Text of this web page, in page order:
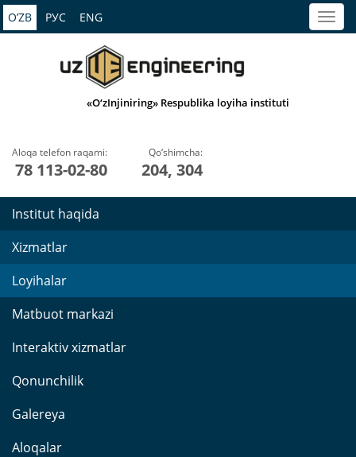
O’ZB РУС ENG
«O‘zInjiniring» Respublika loyiha instituti
Aloqa telefon raqami:
78 113-02-80
Qo‘shimcha:
204, 304
Institut haqida
Xizmatlar
Loyihalar
Matbuot markazi
Interaktiv xizmatlar
Qonunchilik
Galereya
Aloqalar